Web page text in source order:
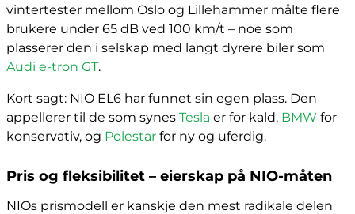
vintertester mellom Oslo og Lillehammer målte flere
brukere under 65 dB ved 100 km/t – noe som
plasserer den i selskap med langt dyrere biler som
Audi e-tron GT.
Kort sagt: NIO EL6 har funnet sin egen plass. Den
appellerer til de som synes Tesla er for kald, BMW for
konservativ, og Polestar for ny og uferdig.
Pris og fleksibilitet – eierskap på NIO-måten
NIOs prismodell er kanskje den mest radikale delen